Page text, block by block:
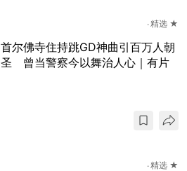
精选 ★
首尔佛寺住持跳GD神曲引百万人朝
圣 曾当警察今以舞治人心｜有片
精选 ★